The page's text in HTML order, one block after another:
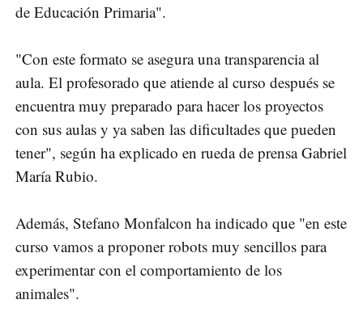
de Educación Primaria".
"Con este formato se asegura una transparencia al
aula. El profesorado que atiende al curso después se
encuentra muy preparado para hacer los proyectos
con sus aulas y ya saben las dificultades que pueden
tener", según ha explicado en rueda de prensa Gabriel
María Rubio.
Además, Stefano Monfalcon ha indicado que "en este
curso vamos a proponer robots muy sencillos para
experimentar con el comportamiento de los
animales".